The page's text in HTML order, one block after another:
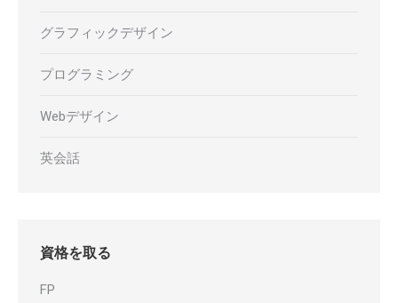
グラフィックデザイン
プログラミング
Webデザイン
英会話
資格を取る
FP